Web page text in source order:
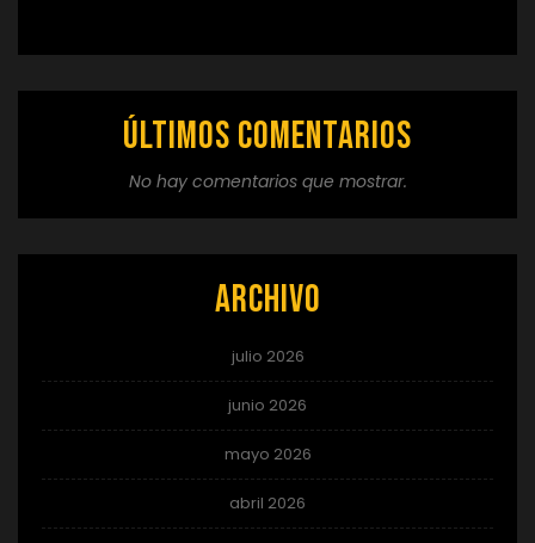
Últimos comentarios
No hay comentarios que mostrar.
Archivo
julio 2026
junio 2026
mayo 2026
abril 2026